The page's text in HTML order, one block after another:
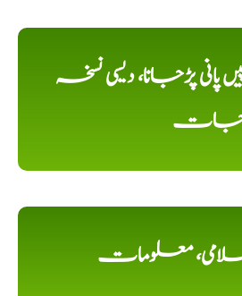
پانی پڑجانا، دیسی نسخہ
معلومات